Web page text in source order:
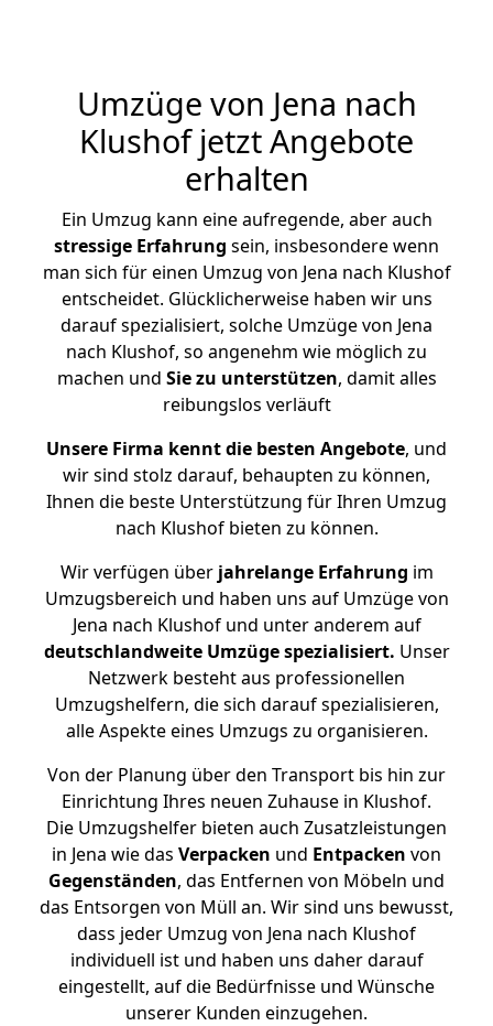
Umzüge von Jena nach
Klushof jetzt Angebote
erhalten
Ein Umzug kann eine aufregende, aber auch
stressige Erfahrung sein, insbesondere wenn
man sich für einen Umzug von Jena nach Klushof
entscheidet. Glücklicherweise haben wir uns
darauf spezialisiert, solche Umzüge von Jena
nach Klushof, so angenehm wie möglich zu
machen und Sie zu unterstützen, damit alles
reibungslos verläuft
Unsere Firma kennt die besten Angebote, und
wir sind stolz darauf, behaupten zu können,
Ihnen die beste Unterstützung für Ihren Umzug
nach Klushof bieten zu können.
Wir verfügen überjahrelange Erfahrung im
Umzugsbereich und haben uns auf Umzüge von
Jena nach Klushof und unter anderem auf
deutschlandweite Umzüge spezialisiert. Unser
Netzwerk besteht aus professionellen
Umzugshelfern, die sich darauf spezialisieren,
alle Aspekte eines Umzugs zu organisieren.
Von der Planung über den Transport bis hin zur
Einrichtung Ihres neuen Zuhause in Klushof.
Die Umzugshelfer bieten auch Zusatzleistungen
in Jena wie das Verpacken und Entpacken von
Gegenständen, das Entfernen von Möbeln und
das Entsorgen von Müll an. Wir sind uns bewusst,
dass jeder Umzug von Jena nach Klushof
individuell ist und haben uns daher darauf
eingestellt, auf die Bedürfnisse und Wünsche
unserer Kunden einzugehen.